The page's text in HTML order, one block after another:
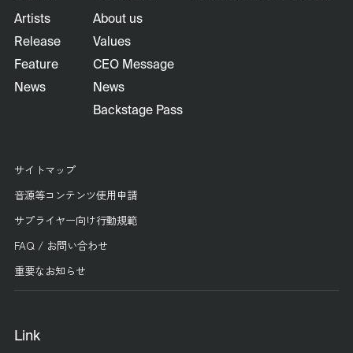
Artists
Release
Feature
News
About us
Values
CEO Message
News
Backstage Pass
サイトマップ
音源等コンテンツ使用申請
サプライヤー向け行動規範
FAQ / お問い合わせ
重要なお知らせ
Link